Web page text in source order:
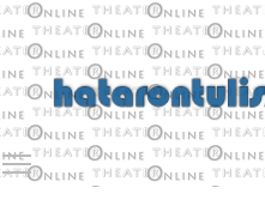
Toggle main menu visibility